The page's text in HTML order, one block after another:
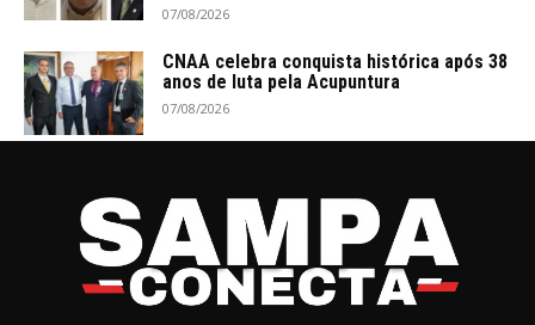
07/08/2026
CNAA celebra conquista histórica após 38
anos de luta pela Acupuntura
07/08/2026